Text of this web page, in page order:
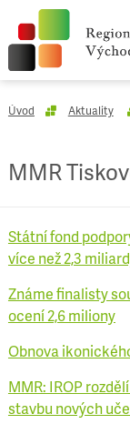
O
KARIÉRA
KONTAKT
Úvod Aktuality
MMR
Státní fond
více než 2,3
Známe finalisty
ocení 2,6 miliony
Obnova
MMR: IROP
stavbu nových